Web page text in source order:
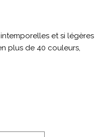
et si légères
plus de 40 couleurs,